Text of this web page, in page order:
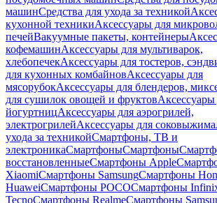
машинСредства для ухода за техникой
кухонной техникиАксессуары для
печейВакуумные пакеты, контейнеры
кофемашинАксессуары для мультиварок,
хлебопечекАксессуары для тостеров,
для кухонных комбайновАксессуары для
мясорубокАксессуары для блендеров,
для сушилок овощей и фруктовАксессуары
йогуртницАксессуары для аэрогрилей,
электрогрилейАксессуары для
ухода за техникойСмартфоны, ТВ и
электроникаСмартфоныСмартфоны
восстановленныеСмартфоны Apple
XiaomiСмартфоны SamsungСмартфоны
HuaweiСмартфоны POCOСмартфоны
TecnoСмартфоны RealmeСмартфоны